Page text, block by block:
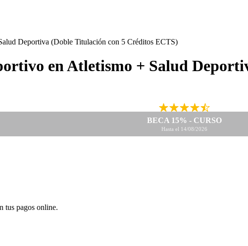
en Atletismo + Salud
BECA 15% - CURSO
Hasta el 14/08/2026
tus pagos online.